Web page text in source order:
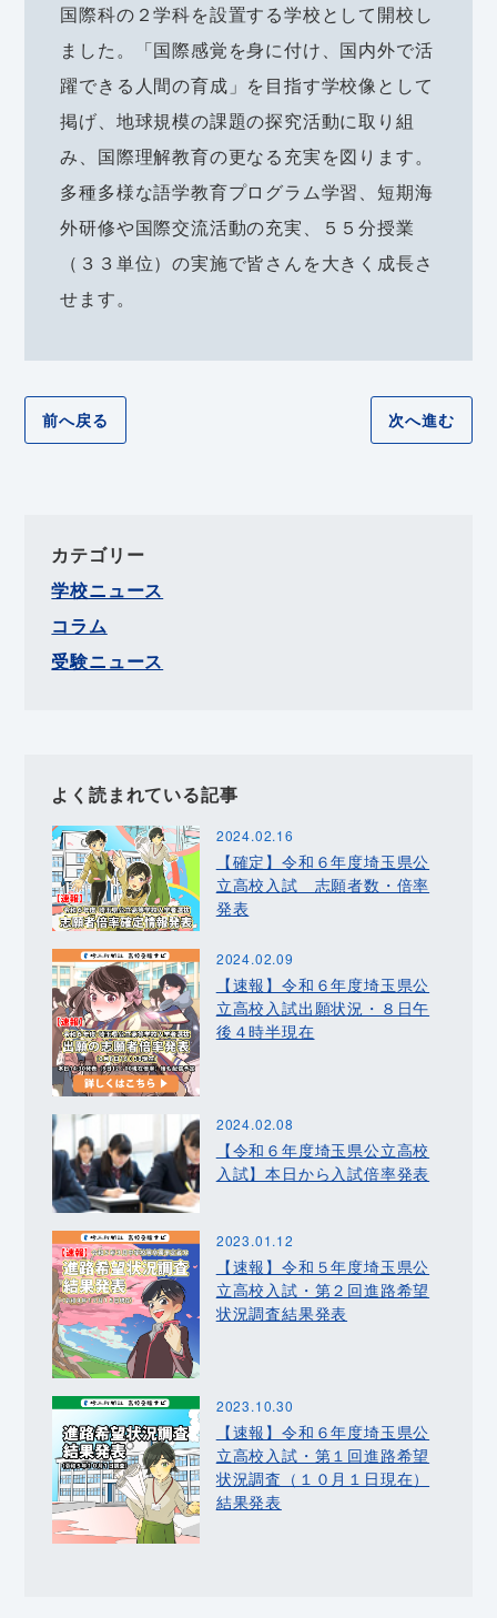
国際科の２学科を設置する学校として開校し
ました。「国際感覚を身に付け、国内外で活
躍できる人間の育成」を目指す学校像として
掲げ、地球規模の課題の探究活動に取り組
み、国際理解教育の更なる充実を図ります。
多種多様な語学教育プログラム学習、短期海
外研修や国際交流活動の充実、５５分授業
（３３単位）の実施で皆さんを大きく成長さ
せます。
前へ戻る 次へ進む
カテゴリー
学校ニュース
コラム
受験ニュース
よく読まれている記事
2024.02.16
【確定】令和６年度埼玉県公
立高校入試 志願者数・倍率
発表
2024.02.09
【速報】令和６年度埼玉県公
立高校入試出願状況・８日午
後４時半現在
2024.02.08
【令和６年度埼玉県公立高校
入試】本日から入試倍率発表
2023.01.12
【速報】令和５年度埼玉県公
立高校入試・第２回進路希望
状況調査結果発表
2023.10.30
【速報】令和６年度埼玉県公
立高校入試・第１回進路希望
状況調査（１０月１日現在）
結果発表